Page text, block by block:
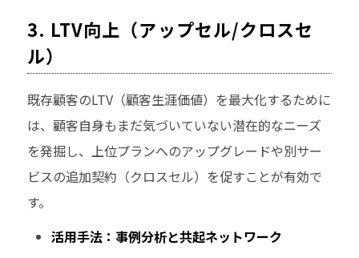
3. LTV向上（アップセル/クロスセ
ル）
既存顧客のLTV（顧客生涯価値）を最大化するために
は、顧客自身もまだ気づいていない潜在的なニーズ
を発掘し、上位プランへのアップグレードや別サー
ビスの追加契約（クロスセル）を促すことが有効で
す。
活用手法：事例分析と共起ネットワーク